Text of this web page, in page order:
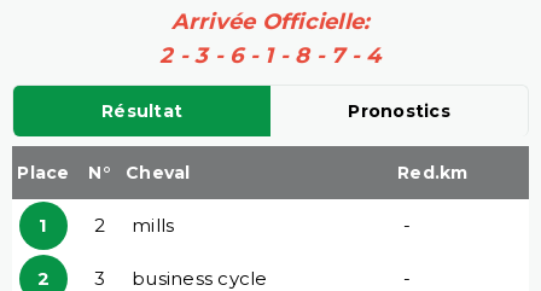
Arrivée Officielle:
2 - 3 - 6 - 1 - 8 - 7 - 4
Résultat Pronostics
Place N° Cheval Red.km
1 2 mills -
2 3 business cycle -